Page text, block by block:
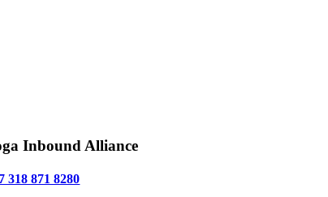
Inbound Alliance
318 871 8280